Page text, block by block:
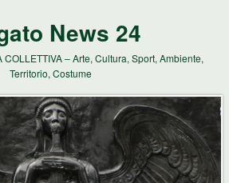
News 24
– Arte, Cultura, Sport, Ambiente,
Territorio, Costume